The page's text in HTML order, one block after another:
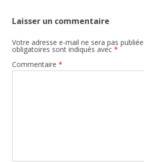
Laisser un commentaire
Votre adresse e-mail ne sera pas publiée.
obligatoires sont indiqués avec *
Commentaire *